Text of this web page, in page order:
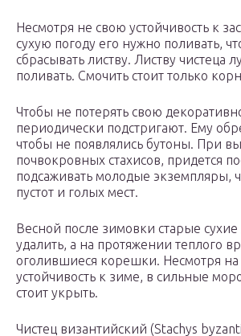
Несмотря не свою устойчивость к
сухую погоду его нужно поливать,
сбрасывать листву. Листву чистеца
поливать. Смочить стоит только
Чтобы не потерять свою
периодически подстригают. Ему
чтобы не появлялись бутоны. При
почвокровных стахисов, придется
подсаживать молодые экземпляры,
пустот и голых мест.
Весной после зимовки старые сухие
удалить, а на протяжении теплого
оголившиеся корешки. Несмотря
устойчивость к зиме, в сильные
стоит укрыть.
Чистец византийский (Stachys